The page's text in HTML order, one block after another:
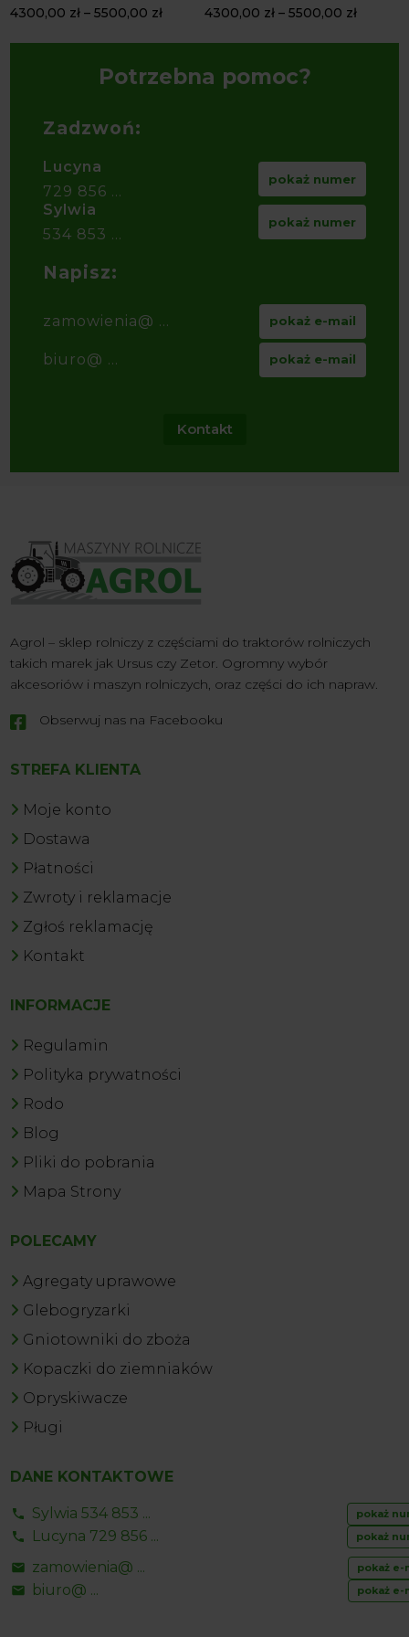
4300,00 zł –5500,00 zł 4300,00 zł –5500,00 zł
Potrzebna pomoc?
Zadzwoń:
Lucyna
729 856 ...
pokaż numer
Sylwia
534 853 ...
pokaż numer
Napisz:
zamowienia@ ... pokaż e-mail
biuro@ ... pokaż e-mail
Kontakt
Agrol – sklep rolniczy z częściami do traktorów rolniczych
takich marek jak Ursus czy Zetor. Ogromny wybór
akcesoriów i maszyn rolniczych, oraz części do ich napraw.
 Obserwuj nas na Facebooku
STREFA KLIENTA
Moje konto
Dostawa
Płatności
Zwroty i reklamacje
Zgłoś reklamację
Kontakt
INFORMACJE
Regulamin
Polityka prywatności
Rodo
Blog
Pliki do pobrania
Mapa Strony
POLECAMY
Agregaty uprawowe
Glebogryzarki
Gniotowniki do zboża
Kopaczki do ziemniaków
Opryskiwacze
Pługi
DANE KONTAKTOWE
Sylwia 534 853 ... pokaż
Lucyna 729 856 ... pokaż
zamowienia@ ... pokaż e-
biuro@ ... pokaż e-